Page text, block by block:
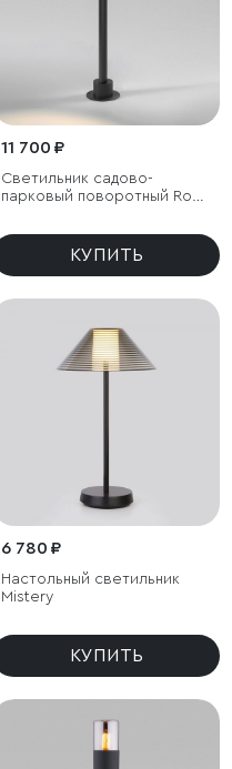
11 700 ₽
Светильник садово-
парковый поворотный Rone
КУПИТЬ
6 780 ₽
Настольный светильник
Mistery
КУПИТЬ